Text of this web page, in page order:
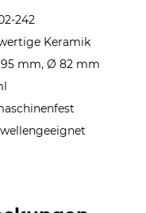
242
Keramik
95 mm, Ø 82 mm